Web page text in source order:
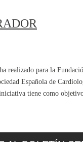
realizado para la
Española de
tiene como